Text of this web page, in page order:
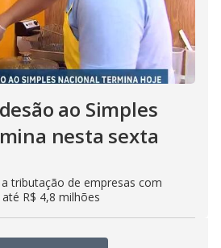
ao Simples
nesta sexta
tributação de empresas com
R$ 4,8 milhões